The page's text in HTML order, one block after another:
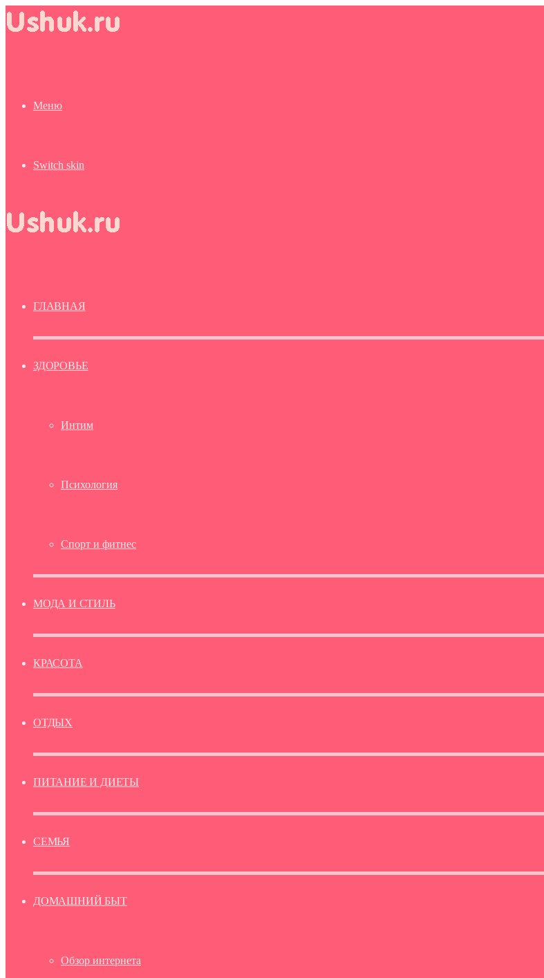
Меню
Switch skin
ГЛАВНАЯ
ЗДОРОВЬЕ
Интим
Психология
Спорт и фитнес
МОДА И СТИЛЬ
КРАСОТА
ОТДЫХ
ПИТАНИЕ И ДИЕТЫ
СЕМЬЯ
ДОМАШНИЙ БЫТ
Обзор интернета